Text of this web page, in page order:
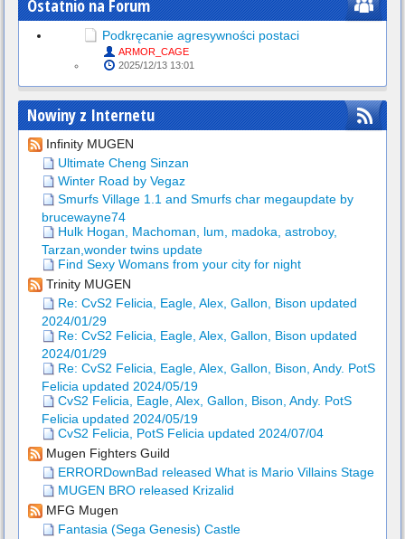
Ostatnio na Forum
Podkręcanie agresywności postaci
ARMOR_CAGE
2025/12/13 13:01
Nowiny z Internetu
Infinity MUGEN
Ultimate Cheng Sinzan
Winter Road by Vegaz
Smurfs Village 1.1 and Smurfs char megaupdate by
brucewayne74
Hulk Hogan, Machoman, lum, madoka, astroboy,
Tarzan,wonder twins update
Find Sexy Womans from your city for night
Trinity MUGEN
Re: CvS2 Felicia, Eagle, Alex, Gallon, Bison updated
2024/01/29
Re: CvS2 Felicia, Eagle, Alex, Gallon, Bison updated
2024/01/29
Re: CvS2 Felicia, Eagle, Alex, Gallon, Bison, Andy. PotS
Felicia updated 2024/05/19
CvS2 Felicia, Eagle, Alex, Gallon, Bison, Andy. PotS
Felicia updated 2024/05/19
CvS2 Felicia, PotS Felicia updated 2024/07/04
Mugen Fighters Guild
ERRORDownBad released What is Mario Villains Stage
MUGEN BRO released Krizalid
MFG Mugen
Fantasia (Sega Genesis) Castle